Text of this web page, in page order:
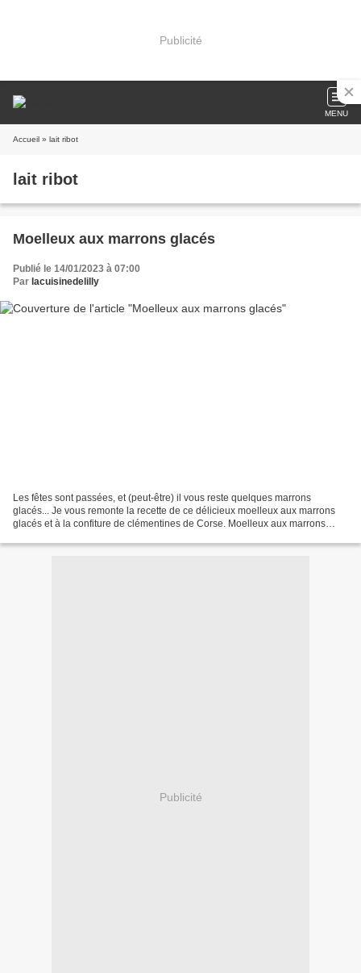
Publicité
MENU
Accueil » lait ribot
lait ribot
Moelleux aux marrons glacés
Publié le 14/01/2023 à 07:00
Par lacuisinedelilly
Les fêtes sont passées, et (peut-être) il vous reste quelques marrons
glacés... Je vous remonte la recette de ce délicieux moelleux aux marrons
glacés et à la confiture de clémentines de Corse. Moelleux aux marrons
Publicité